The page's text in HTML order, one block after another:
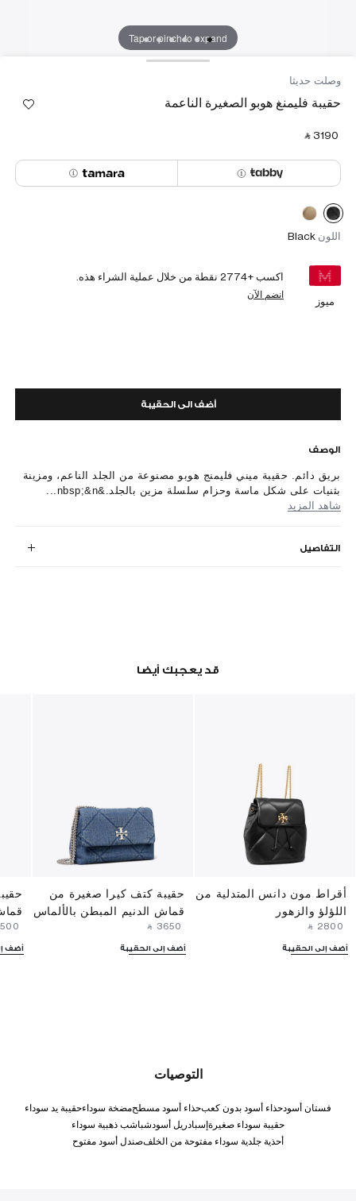
Tap or pinch to expand
وصلت حديثا
حقيبة فليمنغ هوبو الصغيرة الناعمة
‎ ⃁ ⁦3190⁩ ‎
اللون Black
ميوز
اكسب +2774 نقطة من خلال عملية الشراء هذه.
انضم الآن
أضف الى الحقيبة
الوصف
بريق دائم. حقيبة ميني فليمنج هوبو مصنوعة من الجلد الناعم، ومزينة
بثنيات على شكل ماسة وحزام سلسلة مزين بالجلد.&nbsp;&n...
شاهد المزيد
التفاصيل
قد يعجبك أيضا
أقراط مون دانس المتدلية من
اللؤلؤ والزهور
‎ ⃁ ⁦2800⁩ ‎
أضف إلى الحقيبة
حقيبة كتف كيرا صغيرة من
قماش الدنيم المبطن بالألماس
‎ ⃁ ⁦3650⁩ ‎
أضف إلى الحقيبة أضف
التوصيات
فستان أسودحذاء أسود بدون كعبحذاء أسود مسطحمضخة سوداءحقيبة يد سوداء
حقيبة سوداء صغيرة إسبادريل أسودشباشب ذهبية سوداء
أحذية جلدية سوداء مفتوحة من الخلفصندل أسود مفتوح